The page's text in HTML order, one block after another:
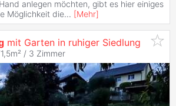
anlegen möchten, gibt es hier einiges
Möglichkeit die... [Mehr]
mit Garten in ruhiger Siedlung
/ 3 Zimmer